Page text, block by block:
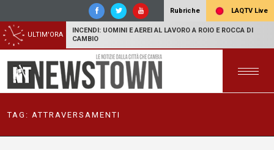
Rubriche LAQTV Live
ULTIM'ORA
INCENDI: UOMINI E AEREI AL LAVORO A ROIO E ROCCA DI
CAMBIO
TAG: ATTRAVERSAMENTI